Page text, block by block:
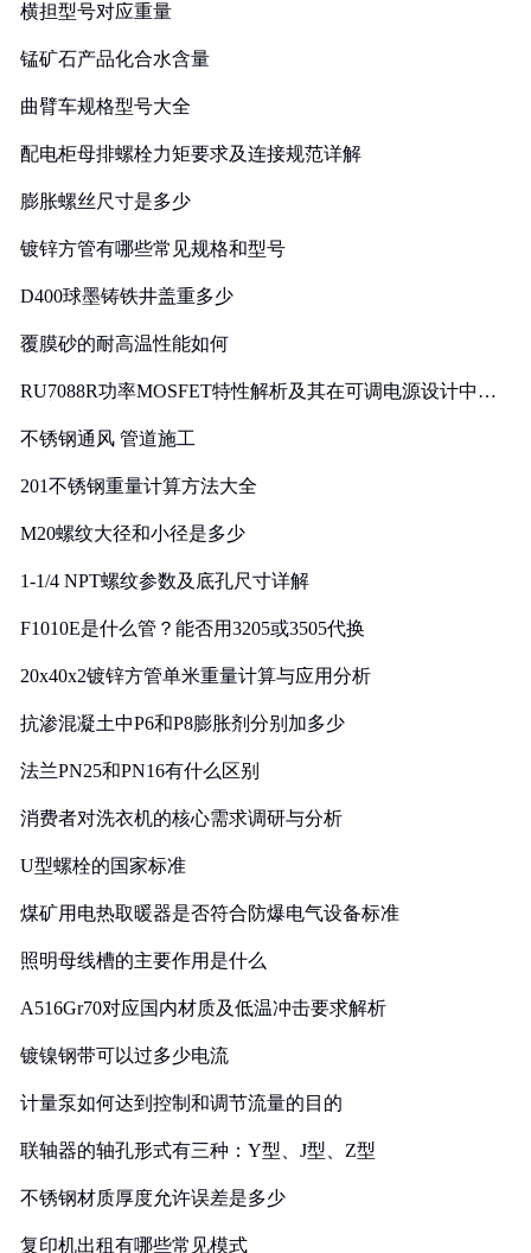
横担型号对应重量
锰矿石产品化合水含量
曲臂车规格型号大全
配电柜母排螺栓力矩要求及连接规范详解
膨胀螺丝尺寸是多少
镀锌方管有哪些常见规格和型号
D400球墨铸铁井盖重多少
覆膜砂的耐高温性能如何
RU7088R功率MOSFET特性解析及其在可调电源设计中的
不锈钢通风 管道施工
201不锈钢重量计算方法大全
M20螺纹大径和小径是多少
1-1/4 NPT螺纹参数及底孔尺寸详解
F1010E是什么管？能否用3205或3505代换
20x40x2镀锌方管单米重量计算与应用分析
抗渗混凝土中P6和P8膨胀剂分别加多少
法兰PN25和PN16有什么区别
消费者对洗衣机的核心需求调研与分析
U型螺栓的国家标准
煤矿用电热取暖器是否符合防爆电气设备标准
照明母线槽的主要作用是什么
A516Gr70对应国内材质及低温冲击要求解析
镀镍钢带可以过多少电流
计量泵如何达到控制和调节流量的目的
联轴器的轴孔形式有三种：Y型、J型、Z型
不锈钢材质厚度允许误差是多少
复印机出租有哪些常见模式